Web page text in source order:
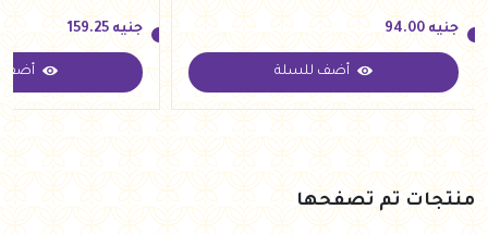
جنيه
جنيه 94.00
أضف للسلة
جنيه
جنيه 159.25
أضف
منتجات تم تصفحها